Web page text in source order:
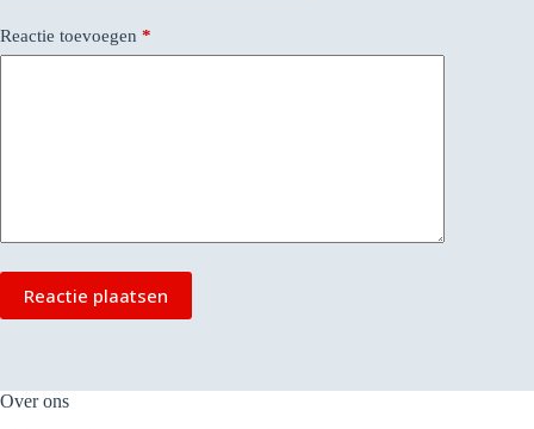
Reactie toevoegen *
Reactie plaatsen
Over ons